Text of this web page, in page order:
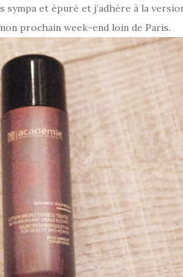
sympa et épuré et j’adhère à la
prochain week-end loin de Paris.